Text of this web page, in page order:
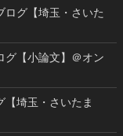
ログ【埼玉・さいた
グ【小論文】＠オン
埼玉・さいたま